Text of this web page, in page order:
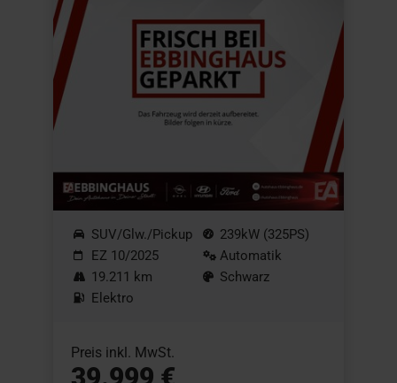
SUV/Glw./Pickup
EZ 10/2025
19.211 km
Elektro
239kW (325PS)
Automatik
Schwarz
Preis inkl. MwSt.